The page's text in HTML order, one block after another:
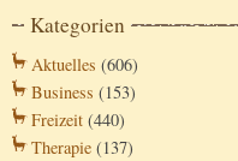
Kategorien
Aktuelles (606)
Business (153)
Freizeit (440)
Therapie (137)